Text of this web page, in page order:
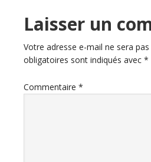
Laisser un
Votre adresse e-mail ne sera pas
obligatoires sont indiqués avec *
Commentaire *